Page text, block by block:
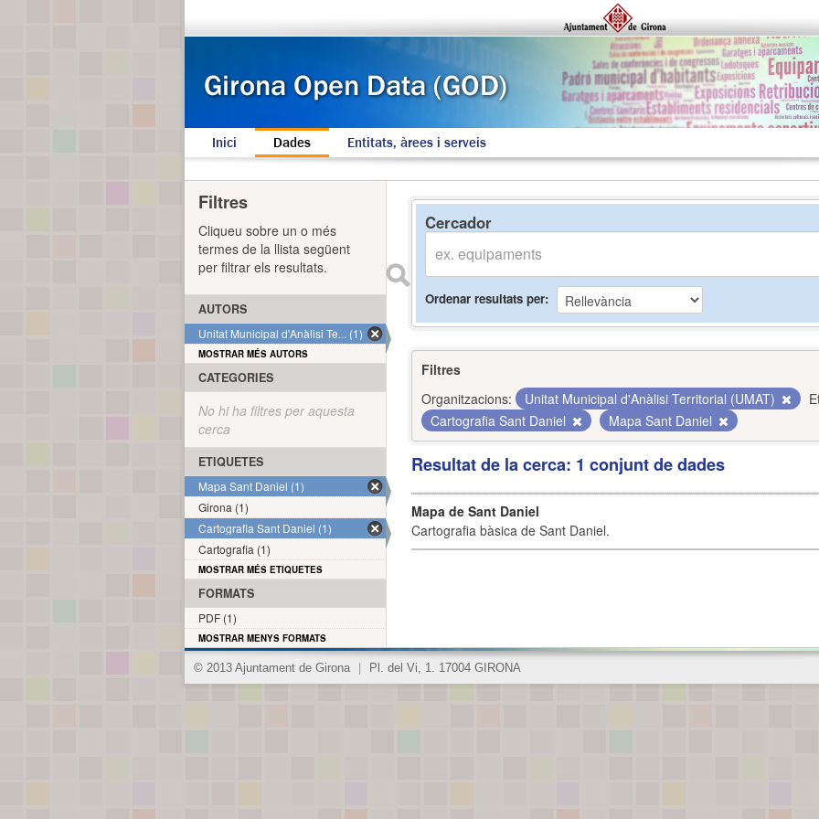
Inici Dades Entitats, àrees i serveis
Cercador
Ordenar resultats per
Filtres
Organitzacions:
Unitat Municipal d'Anàlisi Territorial (UMAT)
Cartografia Sant Daniel
Mapa Sant Daniel
Resultat de la cerca: 1 conjunt de dades
Mapa de Sant Daniel
Cartografia bàsica de Sant Daniel.
Filtres
Cliqueu sobre un o més
termes de la llista següent
per filtrar els resultats.
AUTORS
Unitat Municipal d'Anàlisi Te... (1)
MOSTRAR MÉS AUTORS
CATEGORIES
No hi ha filtres per aquesta
cerca
ETIQUETES
Mapa Sant Daniel (1)
Girona (1)
Cartografia Sant Daniel (1)
Cartografia (1)
MOSTRAR MÉS ETIQUETES
FORMATS
PDF (1)
MOSTRAR MENYS FORMATS
© 2013 Ajuntament de Girona Pl. del Vi, 1. 17004 GIRONA